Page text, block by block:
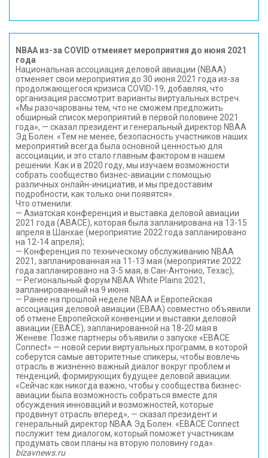
NBAA из-за COVID отменяет мероприятия до июня 2021
года
Национальная ассоциация деловой авиации (NBAA)
отменяет свои мероприятия до 30 июня 2021 года из-за
продолжающегося кризиса COVID-19, добавляя, что
организация рассмотрит варианты виртуальных встреч.
«Мы разочарованы тем, что не сможем предложить
обширный список мероприятий в первой половине 2021
года», — сказал президент и генеральный директор NBAA
Эд Болен. «Тем не менее, безопасность участников наших
мероприятий всегда была основной ценностью для
ассоциации, и это стало главным фактором в нашем
решении. Как и в 2020 году, мы изучаем возможности
собрать сообщество бизнес-авиации с помощью
различных онлайн-инициатив, и мы предоставим
подробности, как только они появятся».
Что отменили:
— Азиатская конференция и выставка деловой авиации
2021 года (ABACE), которая была запланирована на 13-15
апреля в Шанхае (мероприятие 2022 года запланировано
на 12-14 апреля);
— Конференция по техническому обслуживанию NBAA
2021, запланированная на 11-13 мая (мероприятие 2022
года запланировано на 3-5 мая, в Сан-Антонио, Техас);
— Региональный форум NBAA White Plains 2021,
запланированный на 9 июня.
— Ранее на прошлой неделе NBAA и Европейская
ассоциация деловой авиации (EBAA) совместно объявили
об отмене Европейской конвенции и выставки деловой
авиации (EBACE), запланированной на 18-20 мая в
Женеве. Позже партнеры объявили о запуске «EBACE
Connect» — новой серии виртуальных программ, в которой
соберутся самые авторитетные спикеры, чтобы вовлечь
отрасль в жизненно важный диалог вокруг проблем и
тенденций, формирующих будущее деловой авиации.
«Сейчас как никогда важно, чтобы у сообщества бизнес-
авиации была возможность собраться вместе для
обсуждения инноваций и возможностей, которые
продвинут отрасль вперед», — сказал президент и
генеральный директор NBAA Эд Болен. «EBACE Connect
послужит тем диалогом, который поможет участникам
продумать свои планы на вторую половину года».
bizavnews.ru